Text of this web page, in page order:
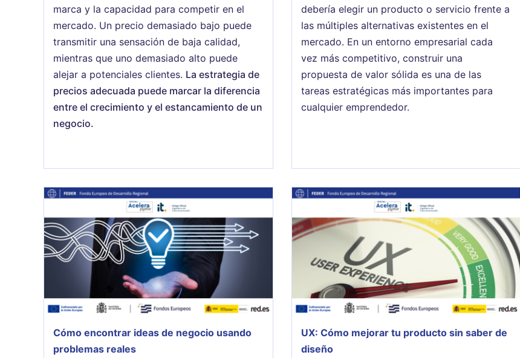
marca y la capacidad para competir en el
mercado. Un precio demasiado bajo puede
transmitir una sensación de baja calidad,
mientras que uno demasiado alto puede
alejar a potenciales clientes. La estrategia de
precios adecuada puede marcar la diferencia
entre el crecimiento y el estancamiento de un
negocio.
debería elegir un producto o servicio frente a
las múltiples alternativas existentes en el
mercado. En un entorno empresarial cada
vez más competitivo, construir una
propuesta de valor sólida es una de las
tareas estratégicas más importantes para
cualquier emprendedor.
Cómo encontrar ideas de negocio usando
problemas reales
UX: Cómo mejorar tu producto sin saber de
diseño